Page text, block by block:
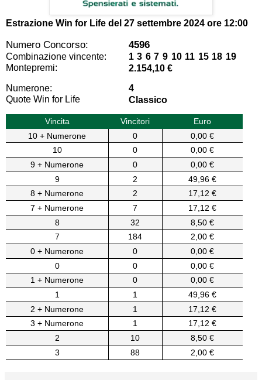
Estrazione Win for Life del 27 settembre 2024 ore 12:00
Numero Concorso: 4596
Combinazione vincente:
1 3 6 7 9 10 11 15 18 19
Montepremi:
2.154,10 €
Numerone:
4
Quote Win for Life
Classico
Vincita Vincitori
Euro
10 + Numerone
0
0,00 €
10
0
0,00 €
9 + Numerone
0
0,00 €
9
2
49,96 €
8 + Numerone
2
17,12 €
7 + Numerone
7
17,12 €
8
32
8,50 €
7
184
2,00 €
0 + Numerone
0
0,00 €
0
0
0,00 €
1 + Numerone
0
0,00 €
1
1
49,96 €
2 + Numerone
1
17,12 €
3 + Numerone
1
17,12 €
2
10
8,50 €
3
88 2,00 €